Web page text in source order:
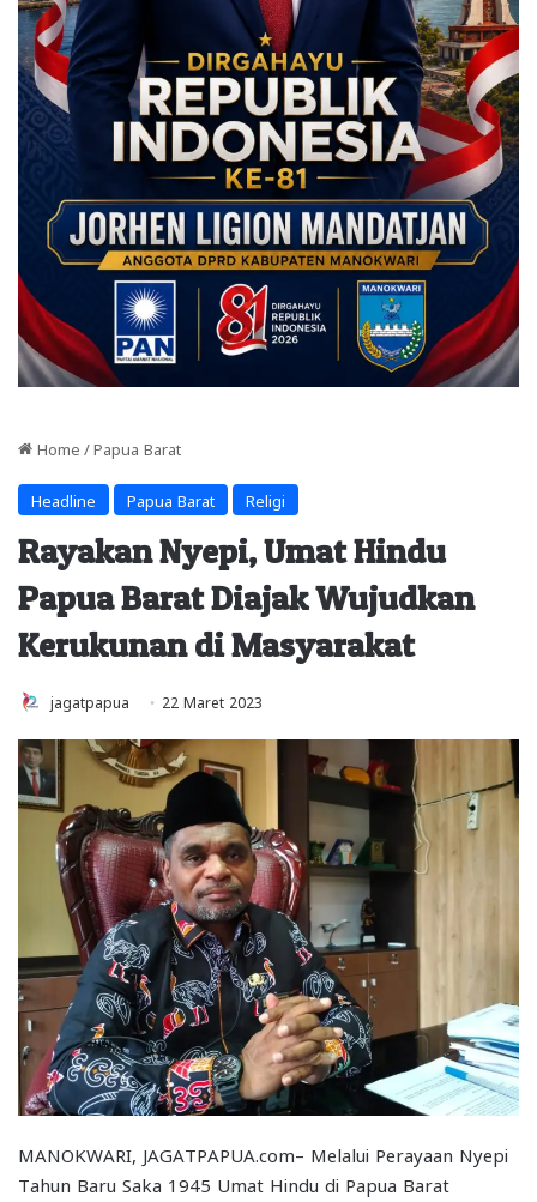
Home / Papua Barat
Headline Papua Barat Religi
Rayakan Nyepi, Umat Hindu
Papua Barat Diajak Wujudkan
Kerukunan di Masyarakat
jagatpapua 22 Maret 2023
MANOKWARI, JAGATPAPUA.com– Melalui Perayaan Nyepi
Tahun Baru Saka 1945 Umat Hindu di Papua Barat